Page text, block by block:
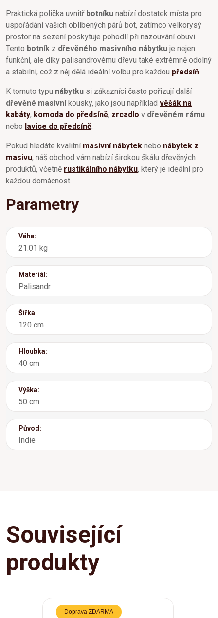
Praktická polička uvnitř botníku nabízí dostatek místa pro
uspořádání vašich oblíbených párů bot, zatímco velkorysý
prostor na sezení poskytuje pohodlí při nazouvání obuvi.
Tento botník z dřevěného masivního nábytku je nejen
funkční, ale díky palisandrovému dřevu také extrémně odolný
a stabilní, což z něj dělá ideální volbu pro každou předsíň
K tomuto typu nábytku si zákazníci často pořizují další
dřevěné masivníkousky, jako jsou například věšák na
kabáty, komoda do předsíně, zrcadlo v dřevěném rámu
nebo lavice do předsíně
Pokud hledáte kvalitní masivní nábytek nebo nábytek z
masivu, náš obchod vám nabízí širokou škálu dřevěných
produktů, včetně rustikálního nábytku, který je ideální pro
každou domácnost.
Parametry
Váha:
21.01 kg
Materiál:
Palisandr
Šířka:
120 cm
Hloubka:
40 cm
Výška:
50 cm
Původ:
Indie
Související
produkty
Doprava ZDARMA